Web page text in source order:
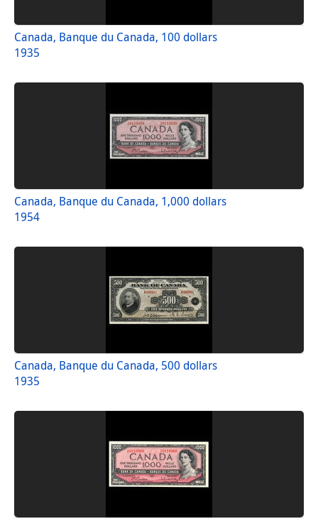
Canada, Banque du Canada, 100 dollars
1935
Canada, Banque du Canada, 1,000 dollars
1954
Canada, Banque du Canada, 500 dollars
1935